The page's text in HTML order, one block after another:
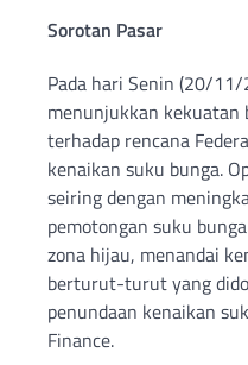
Sorotan Pasar
Pada hari Senin (20/
menunjukkan kekuatan
terhadap rencana
kenaikan suku bunga.
seiring dengan
pemotongan suku
zona hijau, menandai
berturut-turut yang
penundaan kenaikan
Finance.